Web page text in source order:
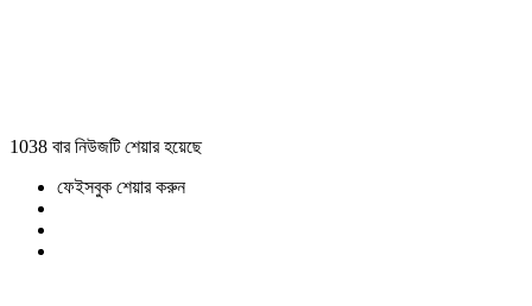
1038 বার নিউজটি শেয়ার হয়েছে
ফেইসবুক শেয়ার করুন